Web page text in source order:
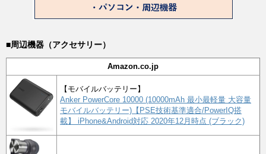
■周辺機器（アクセサリー）
Amazon.co.jp
【モバイルバッテリー】
Anker PowerCore 10000 (10000mAh 最小最軽量 大容量
モバイルバッテリー)【PSE技術基準適合/PowerIQ搭
載】 iPhone&Android対応 2020年12月時点 (ブラック)